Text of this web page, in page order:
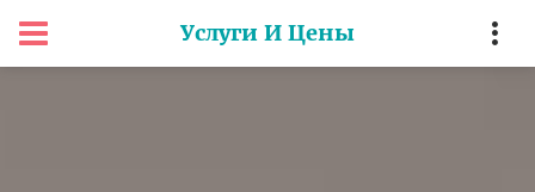
Услуги И Цены